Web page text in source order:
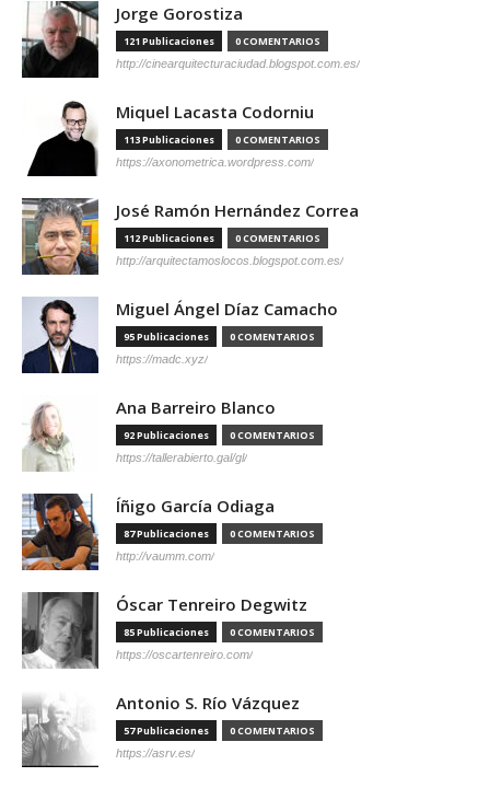
Jorge Gorostiza
121 Publicaciones 0 COMENTARIOS
http://cinearquitecturaciudad.blogspot.com.es/
Miquel Lacasta Codorniu
113 Publicaciones 0 COMENTARIOS
https://axonometrica.wordpress.com/
José Ramón Hernández Correa
112 Publicaciones 0 COMENTARIOS
http://arquitectamoslocos.blogspot.com.es/
Miguel Ángel Díaz Camacho
95 Publicaciones 0 COMENTARIOS
https://madc.xyz/
Ana Barreiro Blanco
92 Publicaciones 0 COMENTARIOS
https://tallerabierto.gal/gl/
Íñigo García Odiaga
87 Publicaciones 0 COMENTARIOS
http://vaumm.com/
Óscar Tenreiro Degwitz
85 Publicaciones 0 COMENTARIOS
https://oscartenreiro.com/
Antonio S. Río Vázquez
57 Publicaciones 0 COMENTARIOS
https://asrv.es/